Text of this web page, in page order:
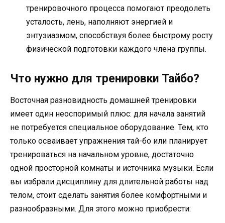
тренировочного процесса помогают преодолеть
усталость, лень, наполняют энергией и
энтузиазмом, способствуя более быстрому росту
физической подготовки каждого члена группы.
Что нужно для тренировки Тайбо?
Восточная разновидность домашней тренировки
имеет один неоспоримый плюс: для начала занятий
не потребуется специальное оборудование. Тем, кто
только осваивает упражнения тай-бо или планирует
тренироваться на начальном уровне, достаточно
одной просторной комнаты и источника музыки. Если
вы избрали дисциплину для длительной работы над
телом, стоит сделать занятия более комфортными и
разнообразными. Для этого можно приобрести: